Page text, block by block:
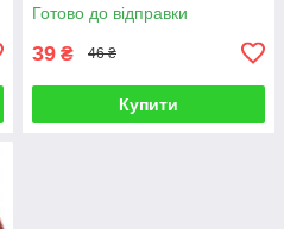
Готово до відправки
39 ₴ 46 ₴
Купити